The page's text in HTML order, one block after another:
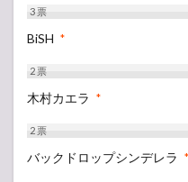
3票
BiSH *
2票
木村カエラ *
2票
バックドロップシンデレラ *